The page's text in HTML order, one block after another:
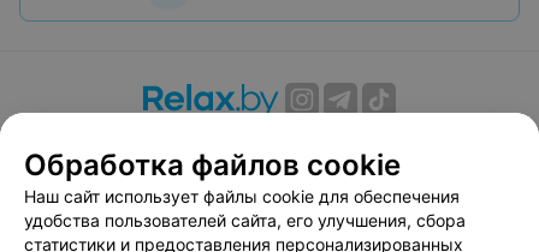
Вакансии
Публичный договор
Способы оплаты
Публичный договор по использованию сервиса
«Афиша»
Обработка файлов cookie
Наш сайт использует файлы cookie для обеспечения
удобства пользователей сайта, его улучшения, сбора
статистики и предоставления персонализированных